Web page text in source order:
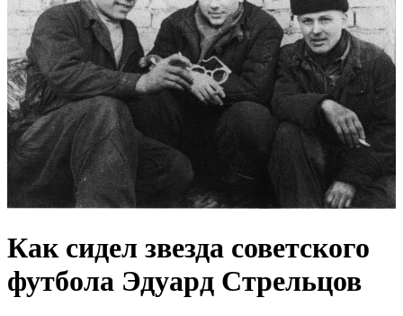
Как сидел звезда советского
футбола Эдуард Стрельцов